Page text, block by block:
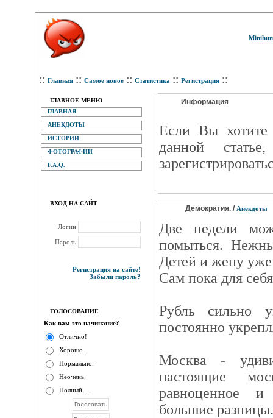
:: Главная :: Самое новое :: Статистика :: Регистрация ::
ГЛАВНОЕ МЕНЮ
ГЛАВНАЯ
АНЕКДОТЫ
ИСТОРИИ
ФОТОГРАФИИ
F.A.Q.
ВХОД НА САЙТ
Логин
Пароль
Регистрация на сайте!
Забыли пароль?
ГОЛОСОВАНИЕ
Как вам это начинание?
Отлично!
Хорошо.
Нормально.
Неочень.
Полный ...
Информация
Eсли Вы хотите
данной
Демократия. / Анекдоты
Две недели
помыться.
Детей и жену
Сам пока для
Рубль сильно
постоянно
Москва -
настоящие
равноценное
большие разницы.